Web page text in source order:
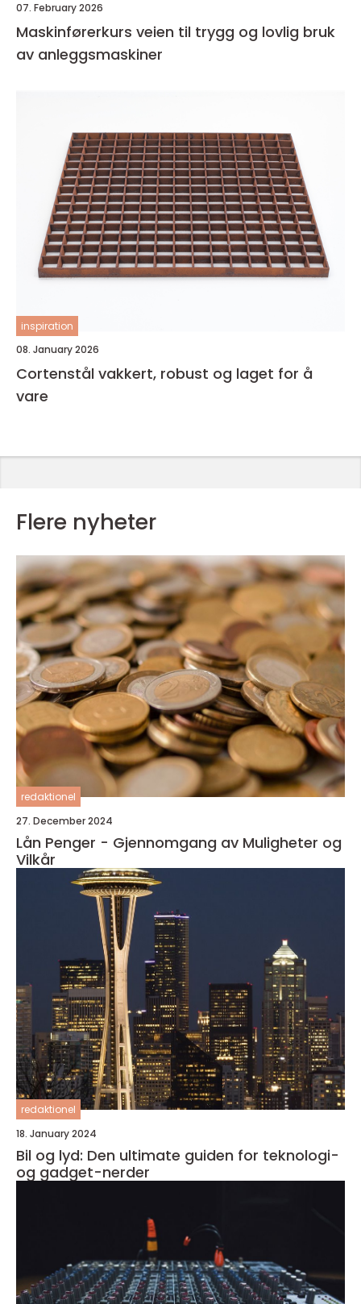
07. February 2026
Maskinførerkurs veien til trygg og lovlig bruk
av anleggsmaskiner
inspiration
08. January 2026
Cortenstål vakkert, robust og laget for å
vare
Flere nyheter
redaktionel
27. December 2024
Lån Penger - Gjennomgang av Muligheter og
Vilkår
redaktionel
18. January 2024
Bil og lyd: Den ultimate guiden for teknologi-
og gadget-nerder